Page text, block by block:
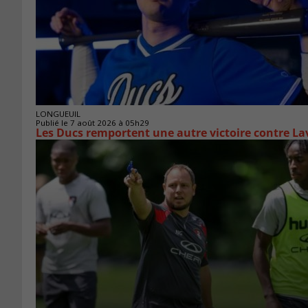
LONGUEUIL
Publié le 7 août 2026 à 05h29
Les Ducs remportent une autre victoire contre